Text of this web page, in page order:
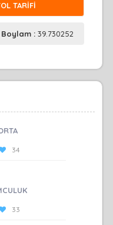
TARİFİ
Boylam : 39.730252
34
33